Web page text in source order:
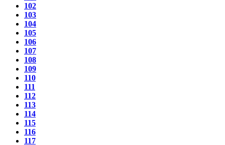
102
103
104
105
106
107
108
109
110
111
112
113
114
115
116
117